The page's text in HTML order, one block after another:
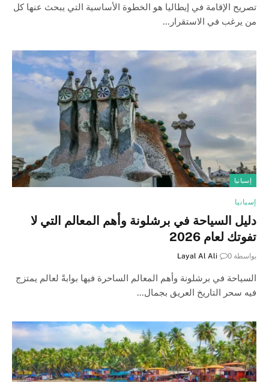
تصريح الإقامة في إيطاليا هو الخطوة الأساسية التي يبحث عنها كل
من يرغب في الاستقرار…
إسبانيا
إسبانيا
دليل السياحة في برشلونة وأهم المعالم التي لا
تفوتك لعام 2026
بواسطة Layal Al Ali 0
السياحة في برشلونة وأهم المعالم الساحرة فيها بوابةً لعالم يمتزج
فيه سحر التاريخ العريق بجمال…